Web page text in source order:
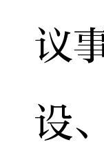
议
设